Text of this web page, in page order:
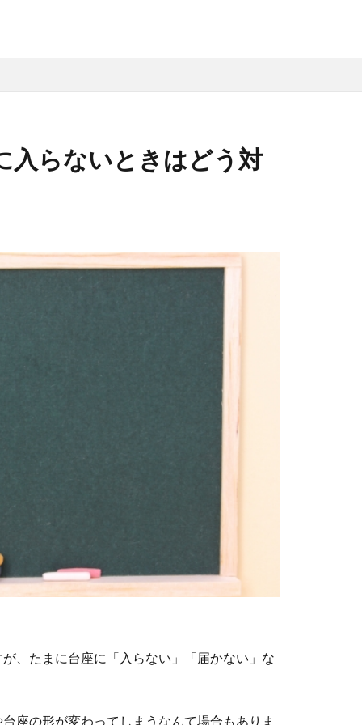
入らないときはどう対
、たまに台座に「入らない」「届かない」な
座の形が変わってしまうなんて場合もありま